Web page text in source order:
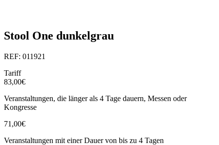
Stool One dunkelgrau
REF: 011921
Tariff
83,00€
Veranstaltungen, die länger als 4 Tage dauern, Messen oder
Kongresse
71,00€
Veranstaltungen mit einer Dauer von bis zu 4 Tagen